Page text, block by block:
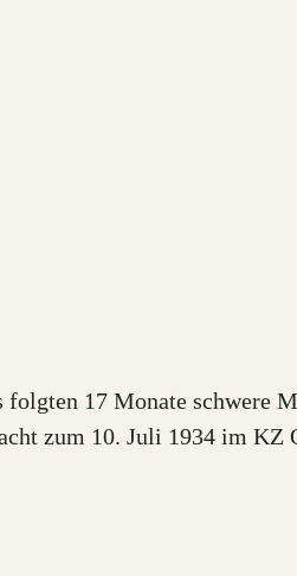
17 Monate schwere
zum 10. Juli 1934 im KZ